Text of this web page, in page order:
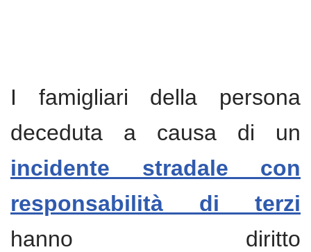
I famigliari della persona
deceduta a causa di un
incidente stradale con
responsabilità di terzi
hanno diritto